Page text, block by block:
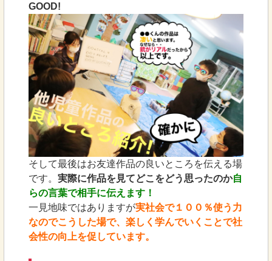
GOOD!
そして最後はお友達作品の良いところを伝える場
です。 実際に作品を見てどこをどう思ったのか自
らの言葉で相手に伝えます！
一見地味ではありますが実社会で１００％使う力
なのでこうした場で、楽しく学んでいくことで社
会性の向上を促しています。